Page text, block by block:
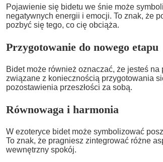
Pojawienie się bidetu we śnie może
negatywnych energii i emocji. To znak, że
pozbyć się tego, co cię obciąża.
Przygotowanie do nowego etapu
Bidet może również oznaczać, że jesteś
związane z koniecznością przygotowania
pozostawienia przeszłości za sobą.
Równowaga i harmonia
W ezoteryce bidet może symbolizować
To znak, że pragniesz zintegrować różne
wewnętrzny spokój.